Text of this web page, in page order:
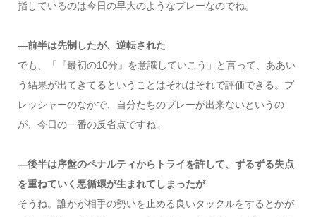
指しているのは今日の早大のようなプレーなのでね。
―前半は先制したが、逆転された
でも、「『最初の10分』を意識していこう」と言って、ああい
う結果が出てきてるということはそれはそれで評価できる。プ
レッシャーのなかで、自分たちのプレーが出来ないというの
が、今日の一番の反省点ですね。
―後半は序盤のペナルティからトライを許して、ずるずる失点
を重ねていく悪循環が生まれてしまったが
そうね。誰かが相手の勢いを止める良いタックルをするとかが